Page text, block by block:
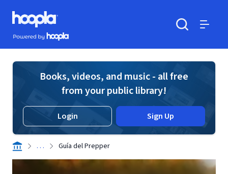
Skip to main content
Hoopla logo
Powered by Hoopla
Books, videos, and music - all free
from your public library!
Login Sign Up
. . . Guía del Prepper